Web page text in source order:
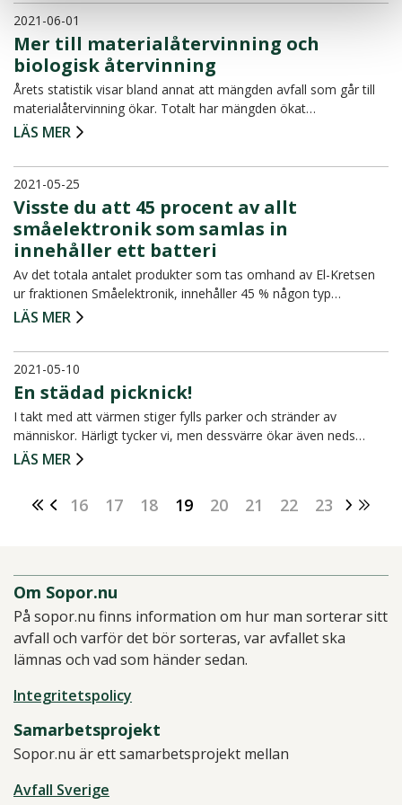
2021-06-01
Mer till materialåtervinning och
biologisk återvinning
Årets statistik visar bland annat att mängden avfall som går till
materialåtervinning ökar. Totalt har mängden ökat…
LÄS MER
2021-05-25
Visste du att 45 procent av allt
småelektronik som samlas in
innehåller ett batteri
Av det totala antalet produkter som tas omhand av El-Kretsen
ur fraktionen Småelektronik, innehåller 45 % någon typ…
LÄS MER
2021-05-10
En städad picknick!
I takt med att värmen stiger fylls parker och stränder av
människor. Härligt tycker vi, men dessvärre ökar även neds…
LÄS MER
16 17 18 19 20 21 22 23
Om Sopor.nu
På sopor.nu finns information om hur man sorterar sitt
avfall och varför det bör sorteras, var avfallet ska
lämnas och vad som händer sedan.
Integritetspolicy
Samarbetsprojekt
Sopor.nu är ett samarbetsprojekt mellan
Avfall Sverige